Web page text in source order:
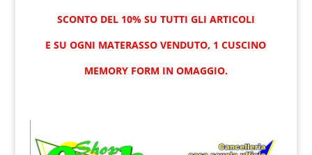
SCONTO DEL 10% SU TUTTI GLI ARTICOLI
E SU OGNI MATERASSO VENDUTO, 1 CUSCINO
MEMORY FORM IN OMAGGIO.